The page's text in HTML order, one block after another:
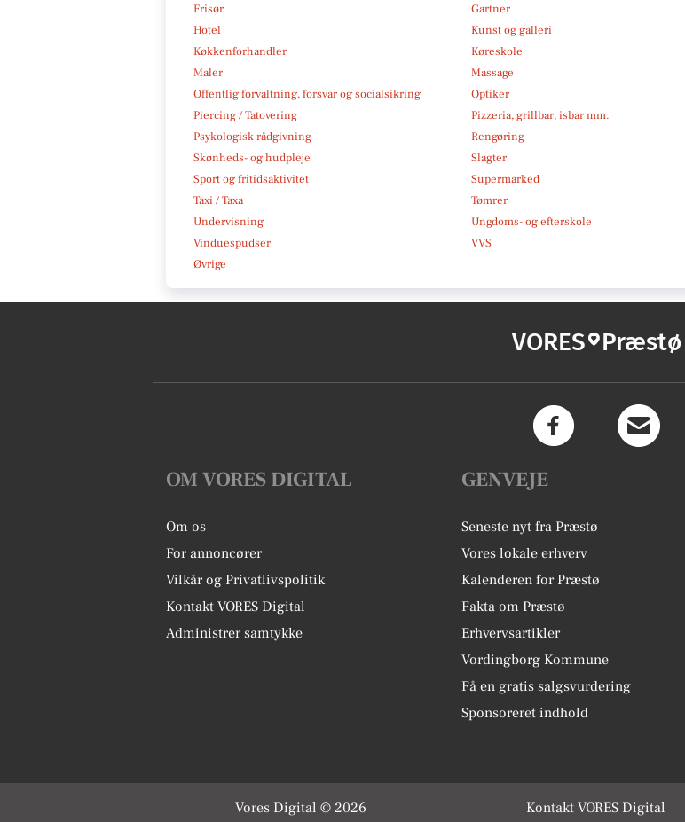
Frisør
Gartner
Hotel
Kunst og galleri
Køkkenforhandler
Køreskole
Maler
Massage
Offentlig forvaltning, forsvar og socialsikring
Optiker
Piercing / Tatovering
Pizzeria, grillbar, isbar mm.
Psykologisk rådgivning
Rengøring
Skønheds- og hudpleje
Slagter
Sport og fritidsaktivitet
Supermarked
Taxi / Taxa
Tømrer
Undervisning
Ungdoms- og efterskole
Vinduespudser
VVS
Øvrige
VORES Præstø
OM VORES DIGITAL
Om os
For annoncører
Vilkår og Privatlivspolitik
Kontakt VORES Digital
Administrer samtykke
GENVEJE
Seneste nyt fra Præstø
Vores lokale erhverv
Kalenderen for Præstø
Fakta om Præstø
Erhvervsartikler
Vordingborg Kommune
Få en gratis salgsvurdering
Sponsoreret indhold
Vores Digital © 2026 Kontakt VORES Digital